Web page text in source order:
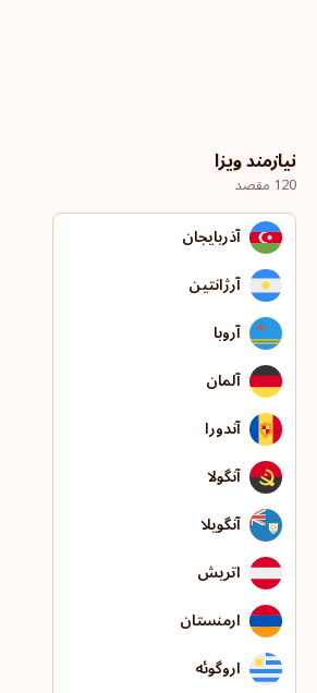
نیازمند ویزا
120 مقصد
آذربایجان
آرژانتین
آروبا
آلمان
آندورا
آنگولا
آنگویلا
اتریش
ارمنستان
اروگوئه